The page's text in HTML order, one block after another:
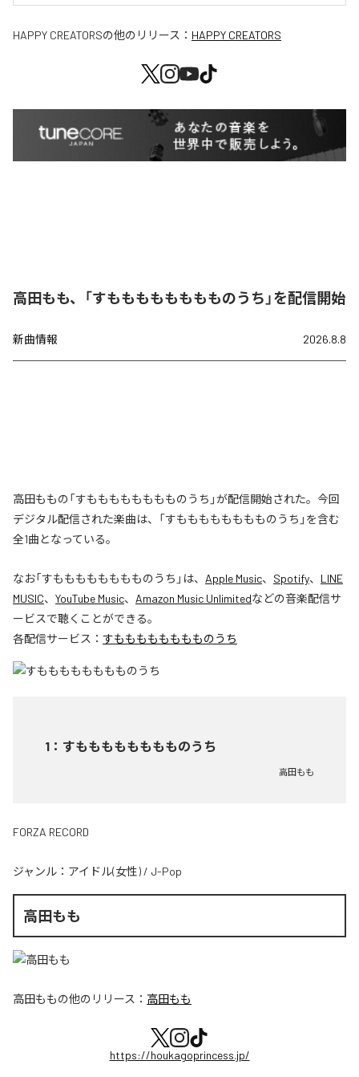
HAPPY CREATORSの他のリリース： HAPPY CREATORS
高田もも、「すもももももももものうち」を配信開始
新曲情報 2026.8.8
高田ももの「すもももももももものうち」が配信開始された。今回
デジタル配信された楽曲は、「すもももももももものうち」を含む
全1曲となっている。
なお「すもももももももものうち 」は、 Apple Music、 Spotify、 LINE
MUSIC、 YouTube Music、 Amazon Music Unlimitedなどの音楽配信サ
ービスで聴くことができる。
各配信サービス： すもももももももものうち
1 ： すもももももももものうち
高田もも
FORZA RECORD
ジャンル： アイドル(女性) / J-Pop
高田もも
高田ももの他のリリース： 高田もも
https://houkagoprincess.jp/